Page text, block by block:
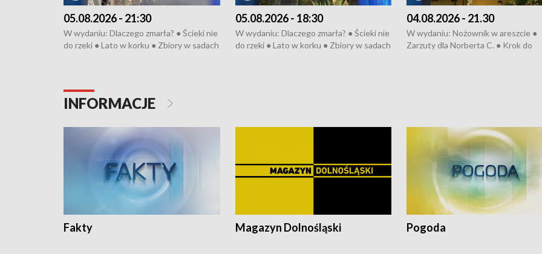
05.08.2026 - 21:30
W wydaniu: Dlaczego zmarła? ● Ścieki nie
do rzeki ● Lato w korku ● Zbiory w sadach
05.08.2026 - 18:30
W wydaniu: Dlaczego zmarła? ● Ścieki nie
do rzeki ● Lato w korku ● Zbiory w sadach
04.08.2026 - 21.30
W wydaniu: Nożownik w areszcie ●
Zarzuty dla Norberta C. ● Krok do
INFORMACJE
Fakty Magazyn Dolnośląski Pogoda